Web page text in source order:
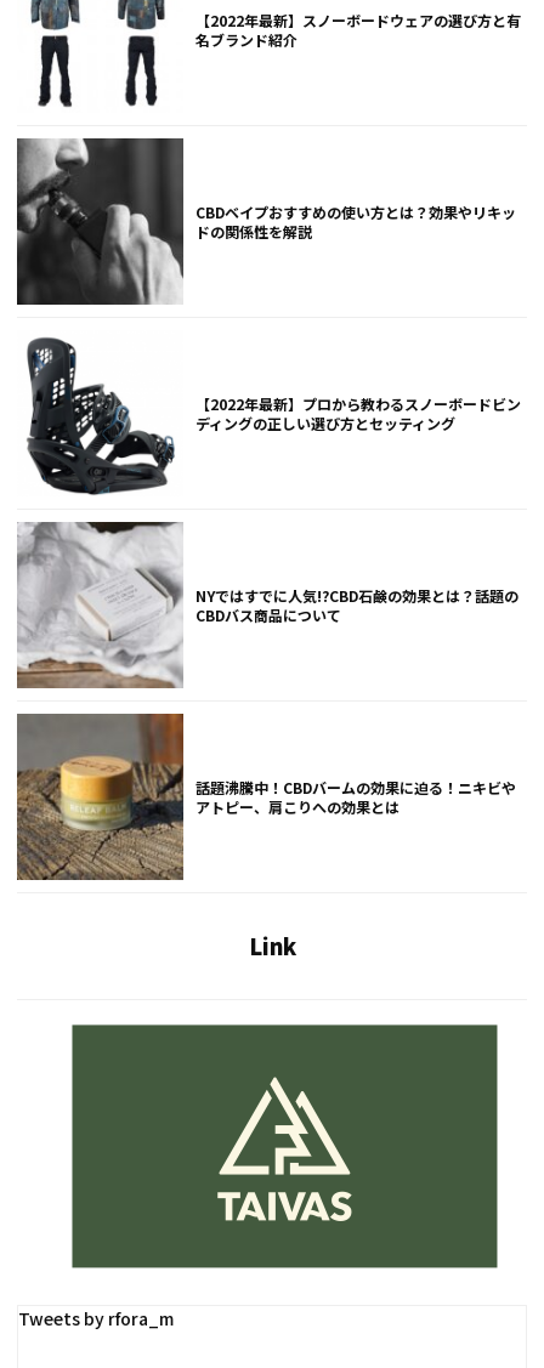
【2022年最新】スノーボードウェアの選び方と有
名ブランド紹介
CBDベイプおすすめの使い方とは？効果やリキッ
ドの関係性を解説
【2022年最新】プロから教わるスノーボードビン
ディングの正しい選び方とセッティング
NYではすでに人気!?CBD石鹸の効果とは？話題の
CBDバス商品について
話題沸騰中！CBDバームの効果に迫る！ニキビや
アトピー、肩こりへの効果とは
Link
Tweets by rfora_m